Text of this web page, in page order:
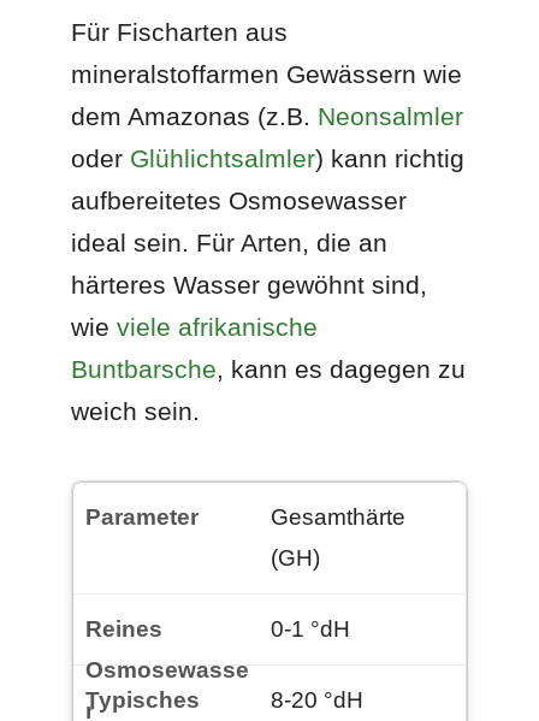
Für Fischarten aus
mineralstoffarmen Gewässern wie
dem Amazonas (z.B. Neonsalmler
oder Glühlichtsalmler) kann richtig
aufbereitetes Osmosewasser
ideal sein. Für Arten, die an
härteres Wasser gewöhnt sind,
wieviele afrikanische
Buntbarsche, kann es dagegen zu
weich sein.
Gesamthärte
(GH)
0-1 °dH
8-20 °dH